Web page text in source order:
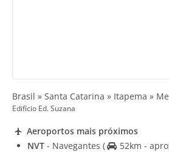
Brasil » Santa Catarina » Itapema »
Edifício Ed. Suzana
Aeroportos mais próximos
NVT - Navegantes (
52km -